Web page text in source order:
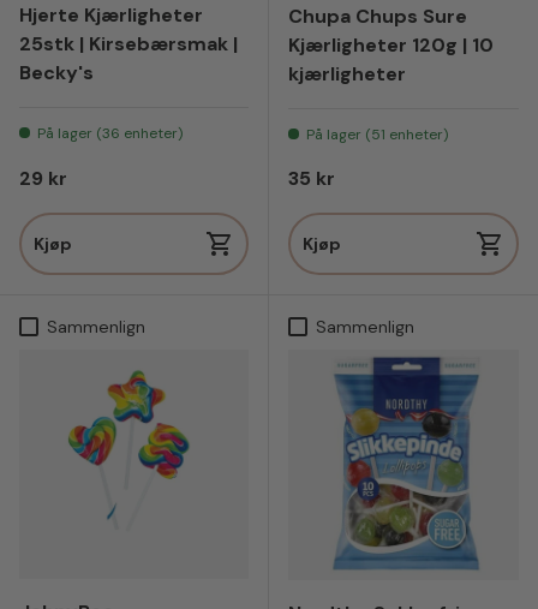
Hjerte Kjærligheter
25stk | Kirsebærsmak |
Becky's
På lager (36 enheter)
Vanlig pris
29 kr
Kjøp
Chupa Chups Sure
Kjærligheter 120g | 10
kjærligheter
På lager (51 enheter)
Vanlig pris
35 kr
Kjøp
Sammenlign Sammenlign